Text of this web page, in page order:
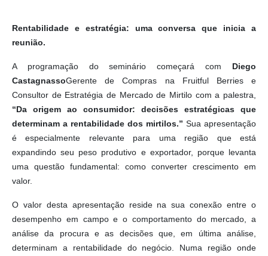
Rentabilidade e estratégia: uma conversa que inicia a
reunião.
A programação do seminário começará com Diego
CastagnassoGerente de Compras na Fruitful Berries e
Consultor de Estratégia de Mercado de Mirtilo com a palestra,
“Da origem ao consumidor: decisões estratégicas que
determinam a rentabilidade dos mirtilos.” Sua apresentação
é especialmente relevante para uma região que está
expandindo seu peso produtivo e exportador, porque levanta
uma questão fundamental: como converter crescimento em
valor.
O valor desta apresentação reside na sua conexão entre o
desempenho em campo e o comportamento do mercado, a
análise da procura e as decisões que, em última análise,
determinam a rentabilidade do negócio. Numa região onde